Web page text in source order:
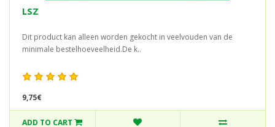
LSZ
Dit product kan alleen worden gekocht in veelvouden van de
minimale bestelhoeveelheid.De k..
9,75€
ADD TO CART